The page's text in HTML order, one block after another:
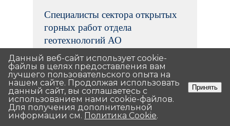
Специалисты сектора открытых
горных работ отдела
геотехнологий АО
«Уралмеханобр» выполняют
полный спектр работ по
разработке месторождений
открытым способом:
Данный веб-сайт использует cookie-
файлы в целях предоставления вам
лучшего пользовательского опыта на
нашем сайте. Продолжая использовать
данный сайт, вы соглашаетесь с
использованием нами cookie-файлов.
Для получения дополнительной
информации см. Политика Cookie.
Принять
Данный веб-сайт использует cookie-
файлы в целях предоставления вам
лучшего пользовательского опыта на
нашем сайте. Продолжая использовать
данный сайт, вы соглашаетесь с
использованием нами cookie-файлов.
Для получения дополнительной
информации см. Политика Cookie.
Принять